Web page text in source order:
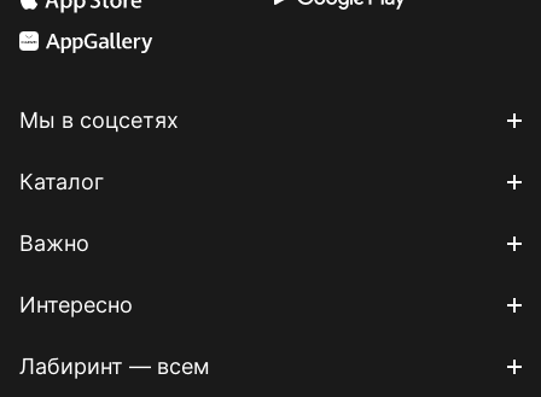
Мы в соцсетях
Каталог
Важно
Интересно
Лабиринт — всем